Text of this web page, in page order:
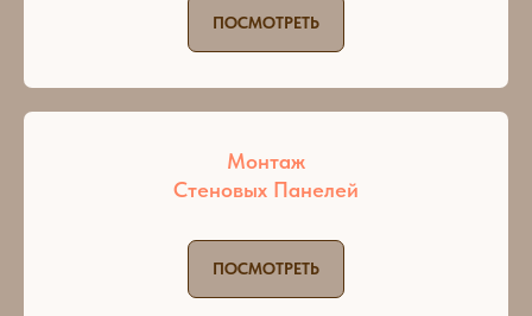
ПОСМОТРЕТЬ
Монтаж
Стеновых Панелей
ПОСМОТРЕТЬ